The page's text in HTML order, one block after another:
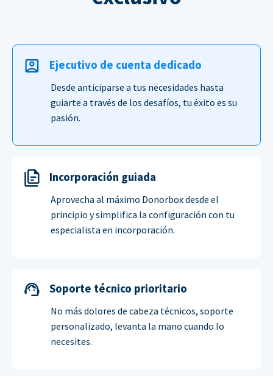
Ejecutivo de cuenta dedicado
Desde anticiparse a tus necesidades hasta
guiarte a través de los desafíos, tu éxito es su
pasión.
Incorporación guiada
Aprovecha al máximo Donorbox desde el
principio y simplifica la configuración con tu
especialista en incorporación.
Soporte técnico prioritario
No más dolores de cabeza técnicos, soporte
personalizado, levanta la mano cuando lo
necesites.